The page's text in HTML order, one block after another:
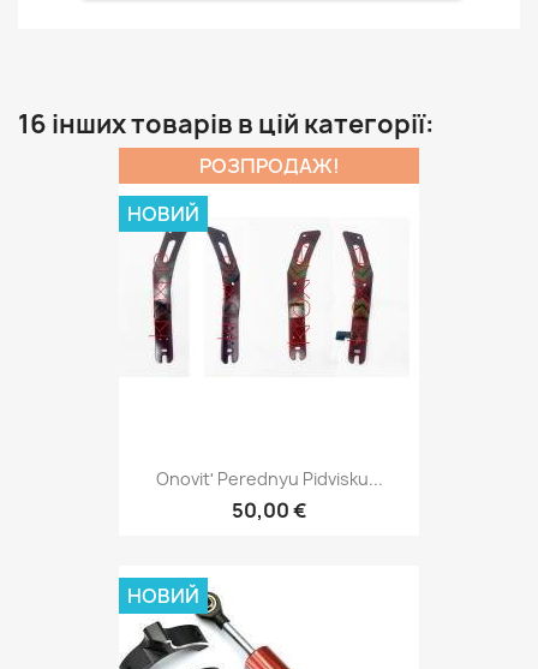
16 інших товарів в цій категорії:
Onovitʹ Perednyu Pidvisku...
50,00 €
РОЗПРОДАЖ!
НОВИЙ
НОВИЙ